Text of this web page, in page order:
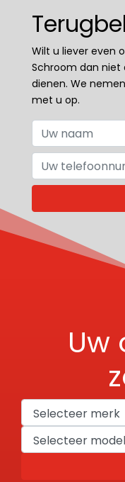
Wilt u liever even
Schroom dan niet
dienen. We
met u op.
Uw